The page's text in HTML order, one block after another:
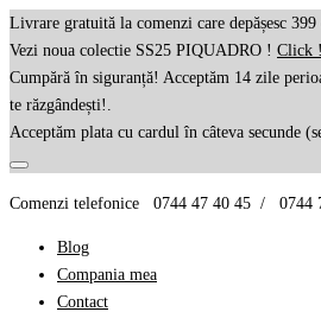
Livrare gratuită la comenzi care depășesc 399
Vezi noua colectie SS25 PIQUADRO ! Click !
Cumpără în siguranță! Acceptăm 14 zile
te răzgândești!.
Acceptăm plata cu cardul în câteva secunde
Comenzi telefonice 0744 47 40 45 / 0744
Blog
Compania mea
Contact